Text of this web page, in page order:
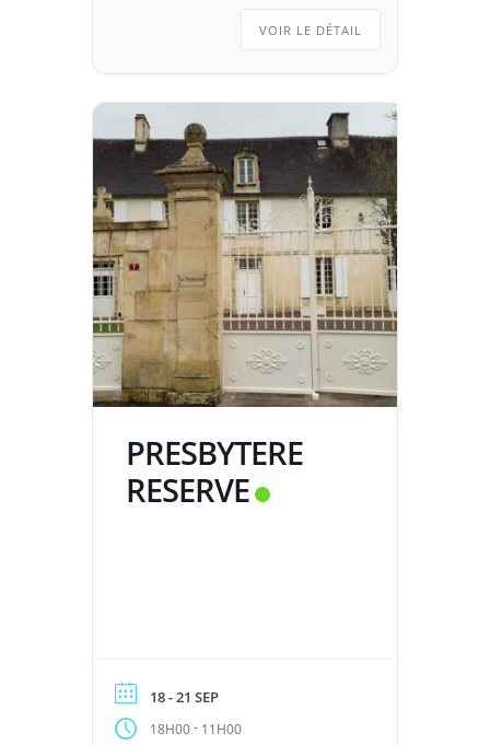
VOIR LE DÉTAIL
PRESBYTERE
RESERVE
18 - 21 SEP
18H00- 11H00